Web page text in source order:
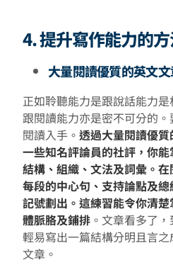
4. 提升寫作能力的
大量閱讀優質的英文
正如聆聽能力是跟說話能力
跟閱讀能力亦是密不可分的
閱讀入手。 透過大量閱讀優
一些知名評論員的社評，你
結構、組織、文法及詞彙。
每段的中心句、支持論點及
記號劃出。這練習能令你清
體脈胳及鋪排 。文章看多了
輕易寫出一篇結構分明且言
文章。